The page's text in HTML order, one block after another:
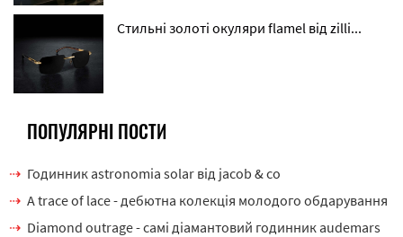
Стильні золоті окуляри flamel від zilli...
ПОПУЛЯРНІ ПОСТИ
Годинник astronomia solar від jacob & co
A trace of lace - дебютна колекція молодого обдарування
Diamond outrage - самі діамантовий годинник audemars